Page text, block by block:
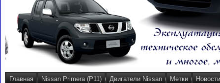
Главная Nissan Primera (P11) Двигатели Nissan Метки Новости